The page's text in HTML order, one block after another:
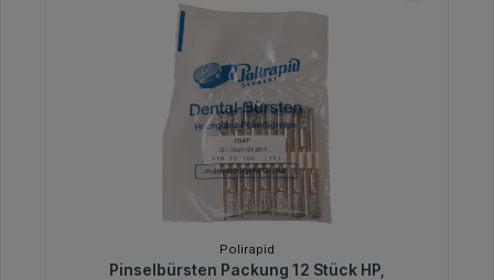
Polirapid
Pinselbürsten Packung 12 Stück HP,